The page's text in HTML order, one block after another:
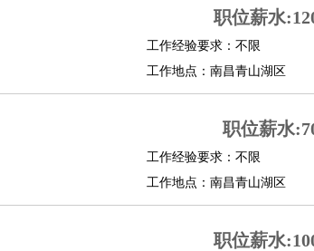
职位薪水
工作经验要求：不限
工作地点：南昌青山湖区
职位薪水
工作经验要求：不限
工作地点：南昌青山湖区
职位薪水